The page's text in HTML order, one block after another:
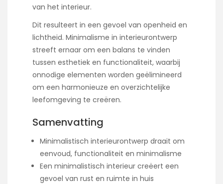
van het interieur.
Dit resulteert in een gevoel van openheid en
lichtheid. Minimalisme in interieurontwerp
streeft ernaar om een balans te vinden
tussen esthetiek en functionaliteit, waarbij
onnodige elementen worden geëlimineerd
om een harmonieuze en overzichtelijke
leefomgeving te creëren.
Samenvatting
Minimalistisch interieurontwerp draait om
eenvoud, functionaliteit en minimalisme
Een minimalistisch interieur creëert een
gevoel van rust en ruimte in huis